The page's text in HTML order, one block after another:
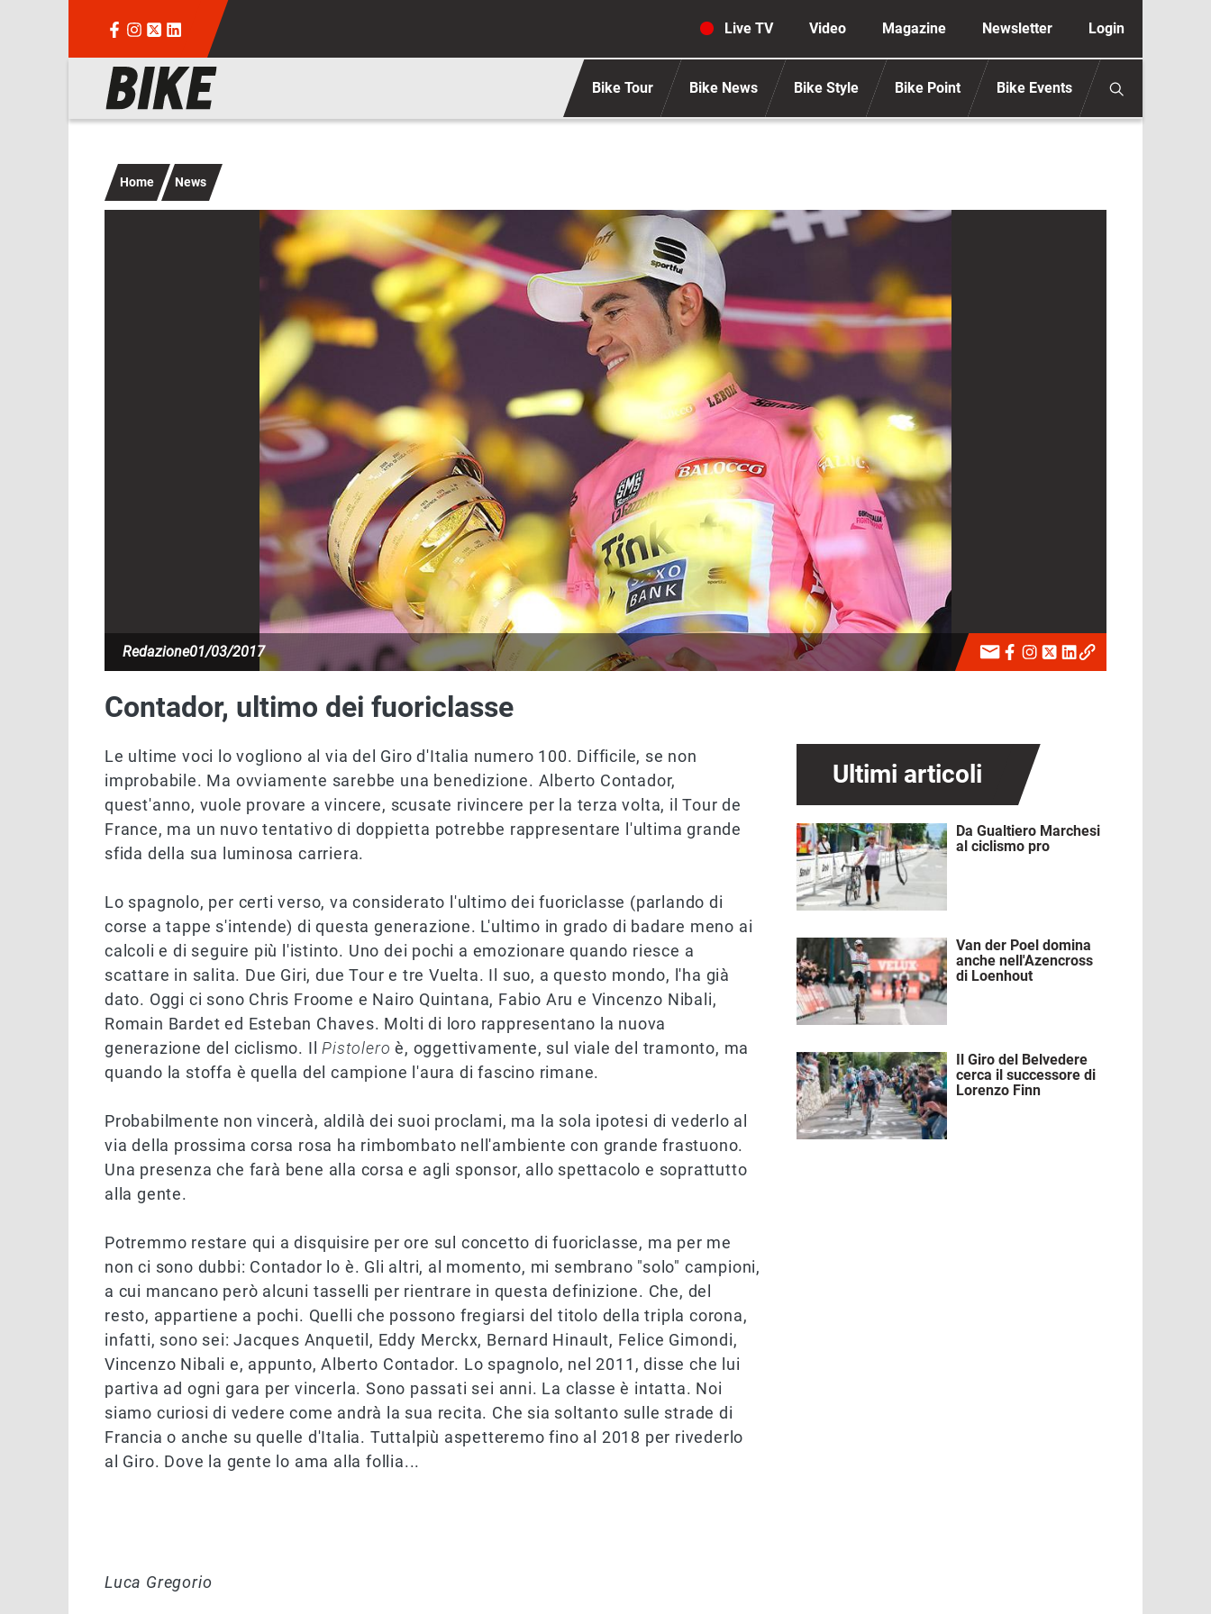
Navigazione secondaria anonimo
Live TV Video Magazine Newsletter Login
Navigazione principale Bike Tour Bike News Bike Style Bike Point Bike Events
Home News
Immagine
Redazione01/03/2017
Contador, ultimo dei fuoriclasse
Le ultime voci lo vogliono al via del Giro d'Italia numero 100. Difficile, se non
improbabile. Ma ovviamente sarebbe una benedizione. Alberto Contador,
quest'anno, vuole provare a vincere, scusate rivincere per la terza volta, il Tour de
France, ma un nuvo tentativo di doppietta potrebbe rappresentare l'ultima grande
sfida della sua luminosa carriera.
Lo spagnolo, per certi verso, va considerato l'ultimo dei fuoriclasse (parlando di
corse a tappe s'intende) di questa generazione. L'ultimo in grado di badare meno ai
calcoli e di seguire più l'istinto. Uno dei pochi a emozionare quando riesce a
scattare in salita. Due Giri, due Tour e tre Vuelta. Il suo, a questo mondo, l'ha già
dato. Oggi ci sono Chris Froome e Nairo Quintana, Fabio Aru e Vincenzo Nibali,
Romain Bardet ed Esteban Chaves. Molti di loro rappresentano la nuova
generazione del ciclismo. Il Pistolero è, oggettivamente, sul viale del tramonto, ma
quando la stoffa è quella del campione l'aura di fascino rimane.
Probabilmente non vincerà, aldilà dei suoi proclami, ma la sola ipotesi di vederlo al
via della prossima corsa rosa ha rimbombato nell'ambiente con grande frastuono.
Una presenza che farà bene alla corsa e agli sponsor, allo spettacolo e soprattutto
alla gente.
Potremmo restare qui a disquisire per ore sul concetto di fuoriclasse, ma per me
non ci sono dubbi: Contador lo è. Gli altri, al momento, mi sembrano "solo" campioni,
a cui mancano però alcuni tasselli per rientrare in questa definizione. Che, del
resto, appartiene a pochi. Quelli che possono fregiarsi del titolo della tripla corona,
infatti, sono sei: Jacques Anquetil, Eddy Merckx, Bernard Hinault, Felice Gimondi,
Vincenzo Nibali e, appunto, Alberto Contador. Lo spagnolo, nel 2011, disse che lui
partiva ad ogni gara per vincerla. Sono passati sei anni. La classe è intatta. Noi
siamo curiosi di vedere come andrà la sua recita. Che sia soltanto sulle strade di
Francia o anche su quelle d'Italia. Tuttalpiù aspetteremo fino al 2018 per rivederlo
al Giro. Dove la gente lo ama alla follia...
Luca Gregorio
Ultimi articoli
Immagine
Da Gualtiero Marchesi
al ciclismo pro
Immagine
Van der Poel domina
anche nell'Azencross
di Loenhout
Immagine
Il Giro del Belvedere
cerca il successore di
Lorenzo Finn